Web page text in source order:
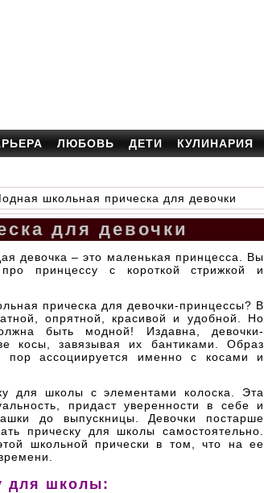
ЛЮБОВЬ ДЕТИ КУЛИНАРИЯ
школьная прическа для девочки
для девочки
девочка – это маленькая принцесса. Вы
принцессу с короткой стрижкой и
прическа для девочки-принцессы? В
опрятной, красивой и удобной. Но
быть модной! Издавна, девочки-
косы, завязывая их бантиками. Образ
пор ассоциируется именно с косами и
для школы с элементами колоска. Эта
придаст уверенности в себе и
до выпускницы. Девочки постарше
прическу для школы самостоятельно.
школьной прически в том, что на ее
для школы: